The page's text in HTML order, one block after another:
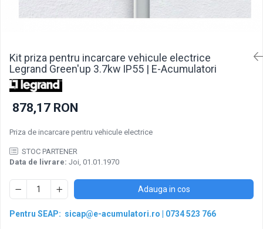
Sisteme de management (BMS)
Redresoare auto, moto, barci si
stationare
Kit priza pentru incarcare vehicule electrice
Legrand Green'up 3.7kw IP55 | E-Acumulatori
878,17 RON
Priza de incarcare pentru vehicule electrice
STOC PARTENER
Data de livrare: Joi, 01.01.1970
Adauga in cos
Pentru SEAP: sicap@e-acumulatori.ro 0734 523 766